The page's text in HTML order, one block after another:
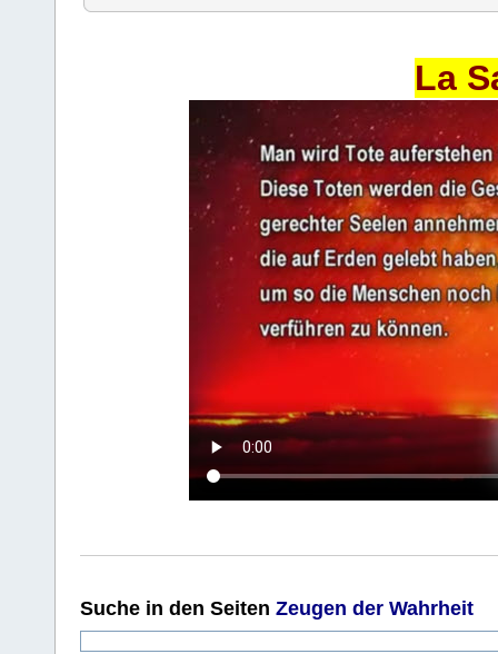
La
Suche in den Seiten Zeugen der Wahrheit